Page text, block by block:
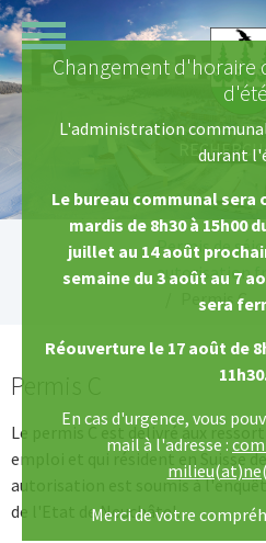
Aller au contenu principal
Changement d'horaire
d'été
L'administration
durant
Le bureau communal
mardis de 8h30 à 15h00
juillet au 14 août
semaine du 3 août au 7
sera
Réouverture le 17 août de
En cas d'urgence, vous
mail à l'adresse :
Merci de votre
Vous êtes ici:
Permis de
autorisation
Permis C
Permis C
Le permis C est délivré aux
emploi et qui résident en Suisse
autorisation est soumis à
de l'Etat de Neuchâtel.